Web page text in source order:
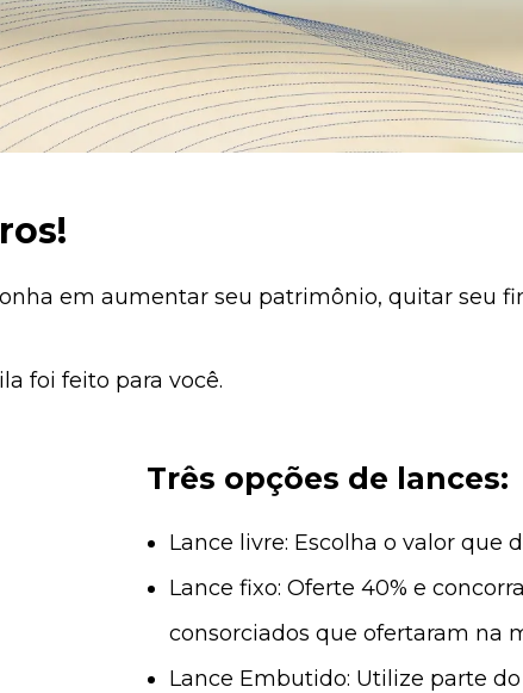
em aumentar seu patrimônio, quitar seu
foi feito para você.
Três opções de lances:
Lance livre: Escolha o valor que
Lance fixo: Oferte 40% e
consorciados que ofertaram na
Lance Embutido: Utilize parte